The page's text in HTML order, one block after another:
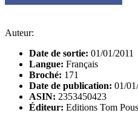
Auteur:
Date de sortie: 01/01/2011
Langue: Français
Broché: 171
Date de publication: 01/
ASIN: 2353450423
Éditeur: Editions Tom